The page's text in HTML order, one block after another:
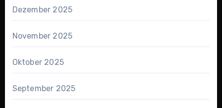
Dezember 2025
November 2025
Oktober 2025
September 2025